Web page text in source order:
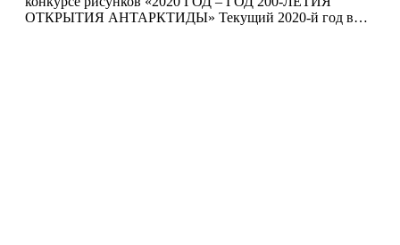
ОТКРЫТИЯ АНТАРКТИДЫ» Текущий 2020-й год в…